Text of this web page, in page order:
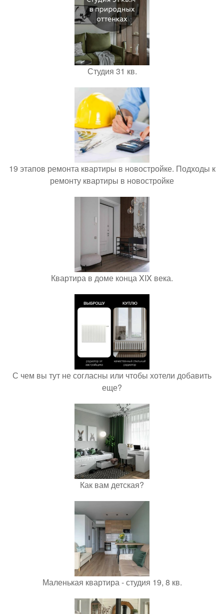
Студия 31 кв.
19 этапов ремонта квартиры в новостройке. Подходы к
ремонту квартиры в новостройке
Квартира в доме конца XIX века.
С чем вы тут не согласны или чтобы хотели добавить
еще?
Как вам детская?
Маленькая квартира - студия 19, 8 кв.